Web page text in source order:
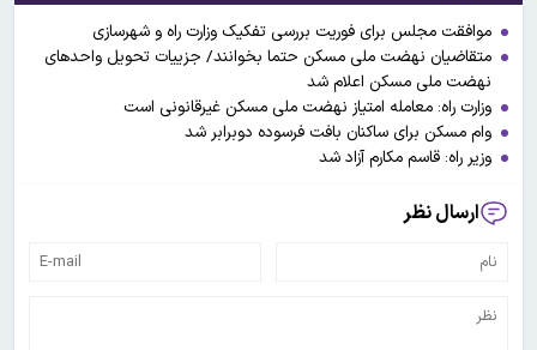
موافقت مجلس برای فوریت بررسی تفکیک وزارت راه و شهرسازی
متقاضیان نهضت ملی مسکن حتما بخوانند/ جزییات تحویل واحدهای
نهضت ملی مسکن اعلام شد
وزارت راه: معامله امتیاز نهضت ملی مسکن غیرقانونی است
وام مسکن برای ساکنان بافت فرسوده دوبرابر شد
وزیر راه: قاسم مکارم آزاد شد
ارسال نظر